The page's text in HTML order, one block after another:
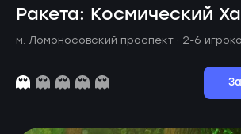
Ракета: Космический
м. Ломоносовский проспект · 2-6